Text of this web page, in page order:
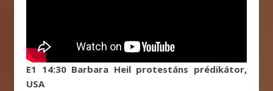
E1 14:30 Barbara Heil protestáns prédikátor,
USA